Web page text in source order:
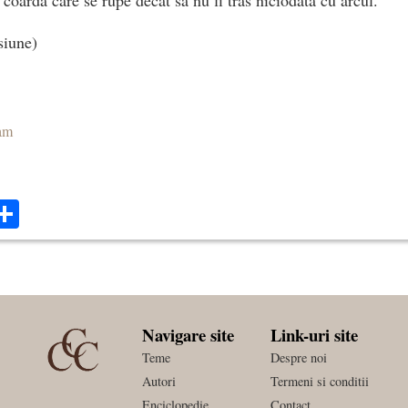
Navigare site
Teme
Autori
Link-uri site
Despre noi
Termeni si conditii